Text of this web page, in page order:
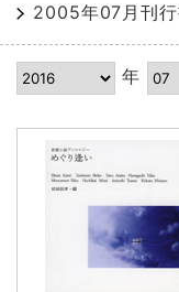
2005年07月刊
年